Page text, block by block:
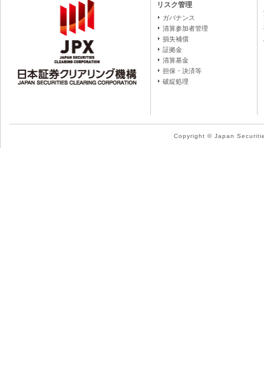
リスク管理
ガバナンス
清算参加者管理
損失補償
証拠金
清算基金
担保・決済等
破綻処理
Copyright © Japan